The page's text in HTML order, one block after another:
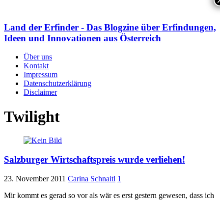
Land der Erfinder - Das Blogzine über Erfindungen,
Ideen und Innovationen aus Österreich
Über uns
Kontakt
Impressum
Datenschutzerklärung
Disclaimer
Twilight
Salzburger Wirtschaftspreis wurde verliehen!
23. November 2011 Carina Schnaitl 1
Mir kommt es gerad so vor als wär es erst gestern gewesen, dass ich